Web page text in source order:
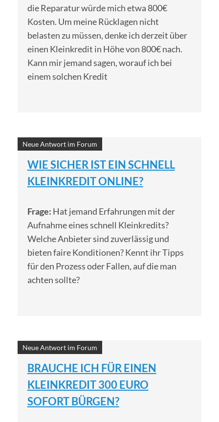
die Reparatur würde mich etwa 800€
Kosten. Um meine Rücklagen nicht
belasten zu müssen, denke ich derzeit über
einen Kleinkredit in Höhe von 800€ nach.
Kann mir jemand sagen, worauf ich bei
einem solchen Kredit
Neue Antwort im Forum
WIE SICHER IST EIN SCHNELL
KLEINKREDIT ONLINE?
Frage: Hat jemand Erfahrungen mit der
Aufnahme eines schnell Kleinkredits?
Welche Anbieter sind zuverlässig und
bieten faire Konditionen? Kennt ihr Tipps
für den Prozess oder Fallen, auf die man
achten sollte?
Neue Antwort im Forum
BRAUCHE ICH FÜR EINEN
KLEINKREDIT 300 EURO
SOFORT BÜRGEN?